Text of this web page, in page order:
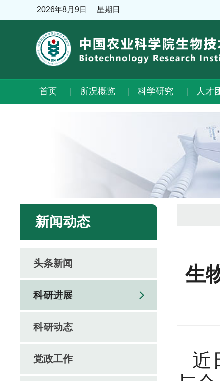
2026年8月9日 星期日
首页 所况概览 科学研究 人才
新闻动态
头条新闻
科研进展
科研动态
党政工作
生
近